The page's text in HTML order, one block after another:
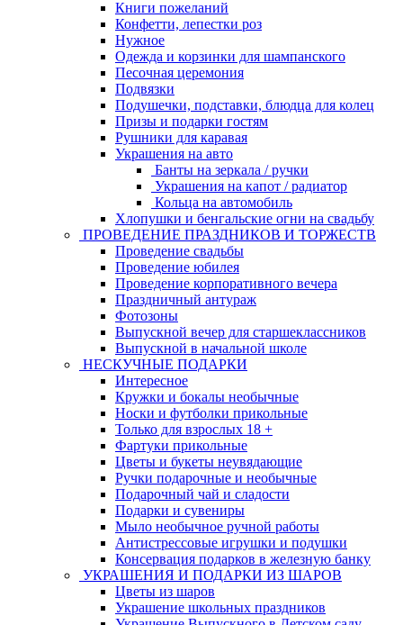
Книги пожеланий
Конфетти, лепестки роз
Нужное
Одежда и корзинки для шампанского
Песочная церемония
Подвязки
Подушечки, подставки, блюдца для колец
Призы и подарки гостям
Рушники для каравая
Украшения на авто
Банты на зеркала / ручки
Украшения на капот / радиатор
Кольца на автомобиль
Хлопушки и бенгальские огни на свадьбу
ПРОВЕДЕНИЕ ПРАЗДНИКОВ И ТОРЖЕСТВ
Проведение свадьбы
Проведение юбилея
Проведение корпоративного вечера
Праздничный антураж
Фотозоны
Выпускной вечер для старшеклассников
Выпускной в начальной школе
НЕСКУЧНЫЕ ПОДАРКИ
Интересное
Кружки и бокалы необычные
Носки и футболки прикольные
Только для взрослых 18 +
Фартуки прикольные
Цветы и букеты неувядающие
Ручки подарочные и необычные
Подарочный чай и сладости
Подарки и сувениры
Мыло необычное ручной работы
Антистрессовые игрушки и подушки
Консервация подарков в железную банку
УКРАШЕНИЯ И ПОДАРКИ ИЗ ШАРОВ
Цветы из шаров
Украшение школьных праздников